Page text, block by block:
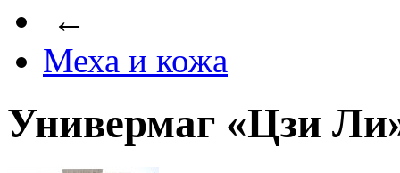
←
Меха и кожа
Универмаг «Цзи